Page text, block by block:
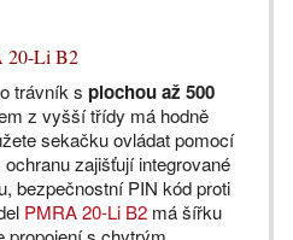
20-Li B2
trávník s plochou až 500
z vyšší třídy má hodně
sekačku ovládat pomocí
zajišťují integrované
bezpečnostní PIN kód proti
PMRA 20-Li B2 má šířku